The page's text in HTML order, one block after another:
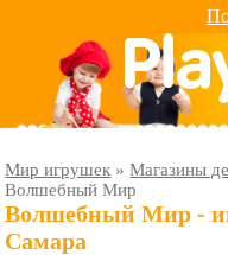
Мир игрушек »Магазины
Волшебный Мир
Волшебный Мир -
Самара